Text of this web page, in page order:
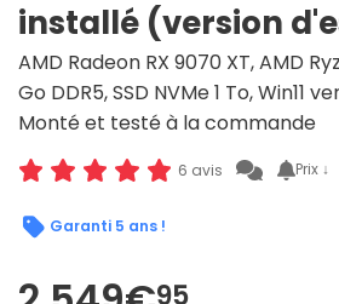
installé (version
AMD Radeon RX 9070 XT, AMD
Go DDR5, SSD NVMe 1 To, Win11
Monté et testé à la commande
6 avis Prix ↓
Garanti 5 ans !
95